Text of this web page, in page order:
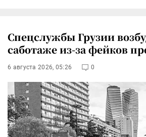
Спецслужбы Грузии
саботаже из-за фейков
6 августа 2026, 05:26 0